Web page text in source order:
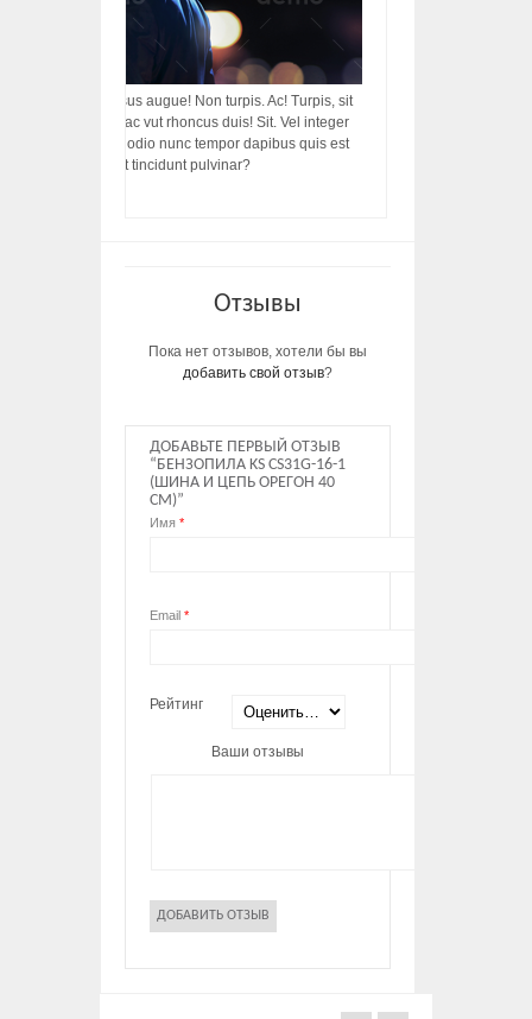
integer! Risus augue! Non turpis. Ac! Turpis, sit
rhoncus porttitor ac vut rhoncus duis! Sit. Vel integer
ut diam porttitor odio nunc tempor dapibus quis est
dictumst, vel amet tincidunt pulvinar?
Отзывы
Пока нет отзывов, хотели бы вы
добавить свой отзыв?
ДОБАВЬТЕ ПЕРВЫЙ ОТЗЫВ
“БЕНЗОПИЛА KS CS31G-16-1
(ШИНА И ЦЕПЬ ОРЕГОН 40
СМ)”
Имя *
Email *
Рейтинг
Ваши отзывы